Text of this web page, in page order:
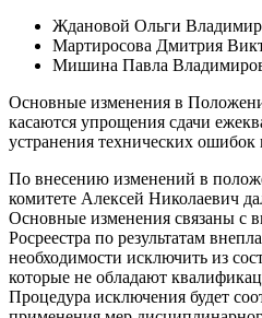
Ждановой Ольги
Мартиросова Дмитрия
Мишина Павла
Основные изменения в
касаются упрощения сдачи
устранения технических ошибок
По внесению изменений в
комитете Алексей Николаевич
Основные изменения связаны с
Росреестра по результатам
необходимости исключить из
которые не обладают
Процедура исключения будет